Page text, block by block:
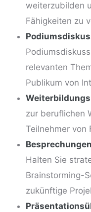
weiterzubilden
Fähigkeiten zu
relevanten
Publikum von
zur beruflichen
Teilnehmer von
Halten Sie
Brainstorming-
zukünftige